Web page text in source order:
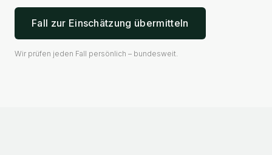
Fall zur Einschätzung übermitteln
Wir prüfen jeden Fall persönlich – bundesweit.